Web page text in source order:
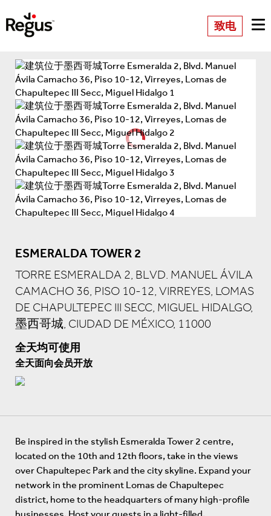
致电
ESMERALDA TOWER 2
TORRE ESMERALDA 2, BLVD. MANUEL ÁVILA
CAMACHO 36, PISO 10-12, VIRREYES, LOMAS
DE CHAPULTEPEC III SECC, MIGUEL HIDALGO,
墨西哥城, CIUDAD DE MÉXICO, 11000
全天均可使用
全天面向会员开放
Be inspired in the stylish Esmeralda Tower 2 centre,
located on the 10th and 12th floors, take in the views
over Chapultepec Park and the city skyline. Expand your
network in the prominent Lomas de Chapultepec
district, home to the headquarters of many high-profile